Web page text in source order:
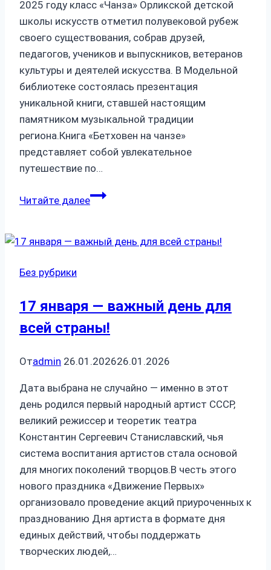
2025 году класс «Чанза» Орликской детской
школы искусств отметил полувековой рубеж
своего существования, собрав друзей,
педагогов, учеников и выпускников, ветеранов
культуры и деятелей искусства. В Модельной
библиотеке состоялась презентация
уникальной книги, ставшей настоящим
памятником музыкальной традиции
региона.Книга «Бетховен на чанзе»
представляет собой увлекательное
путешествие по…
Читайте далее«Бетховен
Без рубрики
17 января — важный день для
всей страны!
Отadmin 26.01.202626.01.2026
Дата выбрана не случайно — именно в этот
день родился первый народный артист СССР,
великий режиссер и теоретик театра
Константин Сергеевич Станиславский, чья
система воспитания артистов стала основой
для многих поколений творцов.В честь этого
нового праздника «Движение Первых»
организовало проведение акций приуроченных к
празднованию Дня артиста в формате дня
единых действий, чтобы поддержать
творческих людей,…